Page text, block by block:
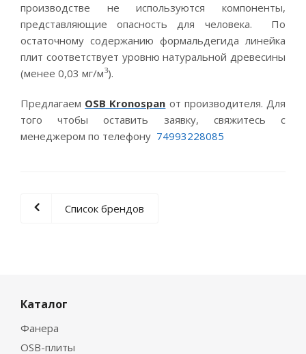
производстве не используются компоненты,
представляющие опасность для человека. По
остаточному содержанию формальдегида линейка
плит соответствует уровню натуральной древесины
(менее 0,03 мг/м3).
Предлагаем OSB Kronospan от производителя. Для
того чтобы оставить заявку, свяжитесь с
менеджером по телефону 74993228085
Список брендов
Каталог
Фанера
OSB-плиты